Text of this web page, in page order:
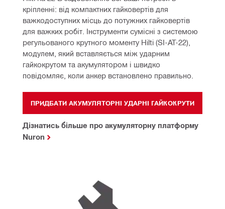
кріпленні: від компактних гайковертів для
важкодоступних місць до потужних гайковертів
для важких робіт. Інструменти сумісні з системою
регульованого крутного моменту Hilti (SI-AT-22),
модулем, який вставляється між ударним
гайкокрутом та акумулятором і швидко
повідомляє, коли анкер встановлено правильно.
ПРИДБАТИ АКУМУЛЯТОРНІ УДАРНІ ГАЙКОКРУТИ
Дізнатись більше про акумуляторну платформу
Nuron